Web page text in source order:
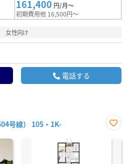
161,400 円/月～
初期費用他 16,500円～
女性向け
電話する
号線） 105・1K-
に入